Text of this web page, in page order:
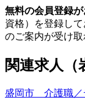
無料の会員登録
資格）を登録し
のご案内が受け取
関連求人（
盛岡市 介護職／